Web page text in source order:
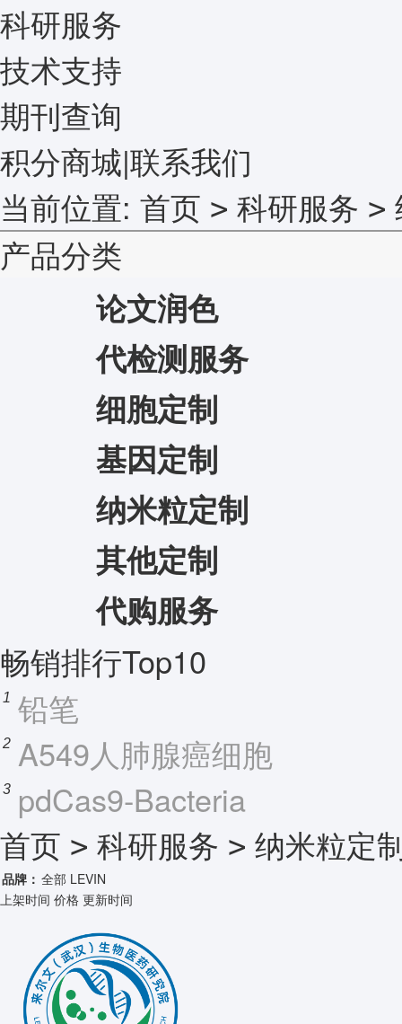
科研服务
技术支持
期刊查询
积分商城|联系我们
当前位置: 首页 > 科研服务 >
产品分类
论文润色
代检测服务
细胞定制
基因定制
纳米粒定制
其他定制
代购服务
畅销排行Top10
1 铅笔
2 A549人肺腺癌细胞
3 pdCas9-Bacteria
首页 > 科研服务 > 纳米粒定
品牌： 全部 LEVIN
上架时间 价格 更新时间